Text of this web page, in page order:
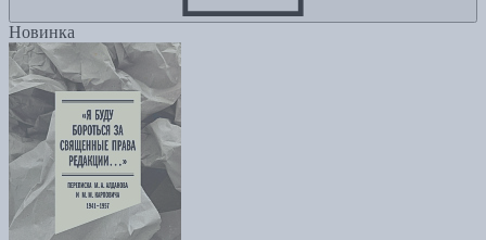
Новинка